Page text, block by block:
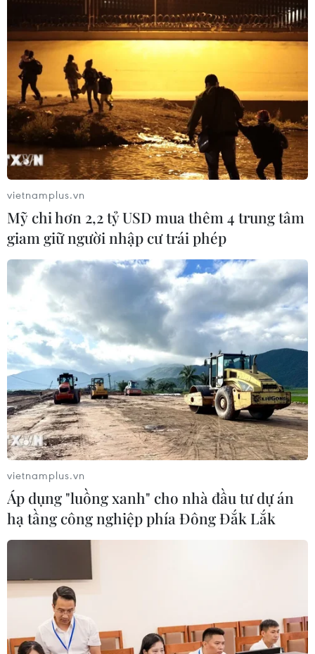
vietnamplus.vn
Mỹ chi hơn 2,2 tỷ USD mua thêm 4 trung tâm
giam giữ người nhập cư trái phép
vietnamplus.vn
Áp dụng "luồng xanh" cho nhà đầu tư dự án
hạ tầng công nghiệp phía Đông Đắk Lắk